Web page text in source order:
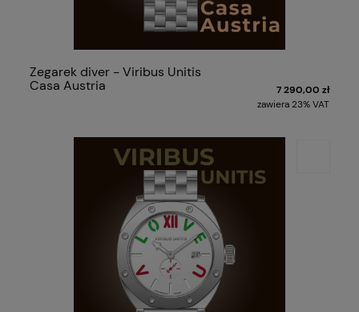
Zegarek diver - Viribus Unitis
Casa Austria
7 290,00 zł
zawiera 23% VAT